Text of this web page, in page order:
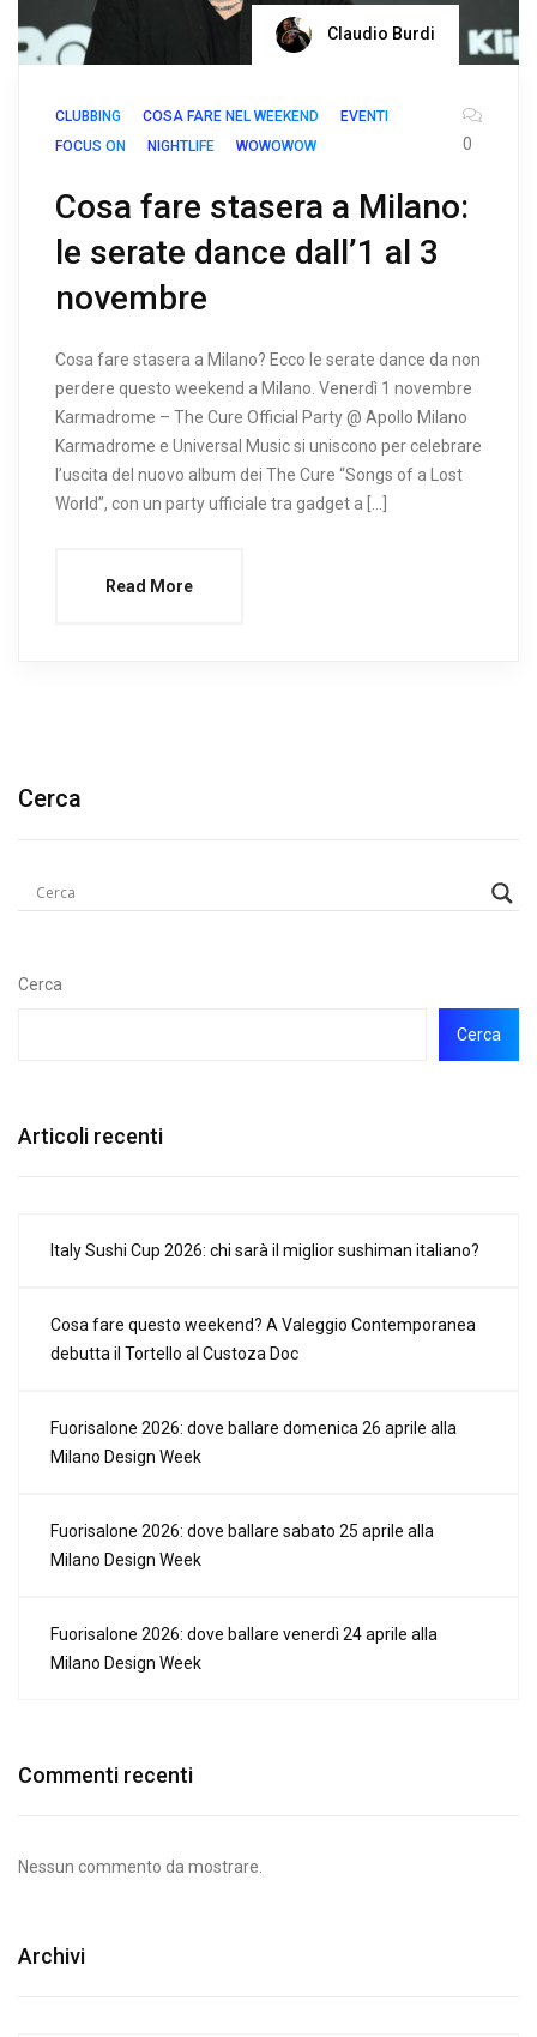
Claudio Burdi
CLUBBING COSA FARE NEL WEEKEND
EVENTI
FOCUS ON
NIGHTLIFE WOWOWOW 0
Cosa fare stasera a Milano:
le serate dance dall’1 al 3
novembre
Cosa fare stasera a Milano? Ecco le serate dance da non
perdere questo weekend a Milano. Venerdì 1 novembre
Karmadrome – The Cure Official Party @ Apollo Milano
Karmadrome e Universal Music si uniscono per celebrare
l’uscita del nuovo album dei The Cure “Songs of a Lost
World”, con un party ufficiale tra gadget a […]
Read More
Cerca
Cerca
Cerca
Articoli recenti
Italy Sushi Cup 2026: chi sarà il miglior sushiman italiano?
Cosa fare questo weekend? A Valeggio Contemporanea
debutta il Tortello al Custoza Doc
Fuorisalone 2026: dove ballare domenica 26 aprile alla
Milano Design Week
Fuorisalone 2026: dove ballare sabato 25 aprile alla
Milano Design Week
Fuorisalone 2026: dove ballare venerdì 24 aprile alla
Milano Design Week
Commenti recenti
Nessun commento da mostrare.
Archivi